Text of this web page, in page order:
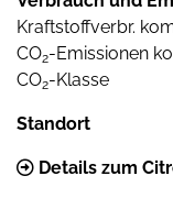
Kraftstoffverbr.
CO2-Emissionen
CO2-Klasse
Standort
Details zum